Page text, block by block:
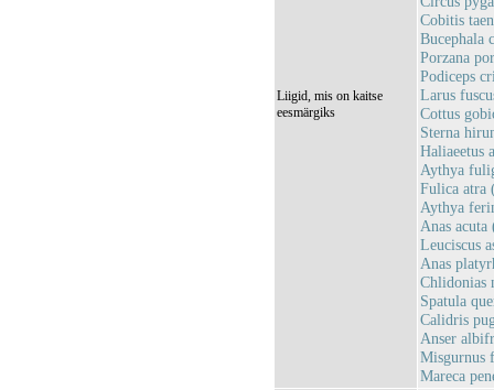
Liigid, mis on kaitse
eesmärgiks
Cobitis
Bucephala
Porzana
Podiceps
Larus
Cottus
Sterna
Haliaeetus
Aythya
Fulica atra
Aythya
Anas acuta
Leuciscus
Anas
Chlidonias
Spatula
Calidris
Anser
Misgurnus
Mareca